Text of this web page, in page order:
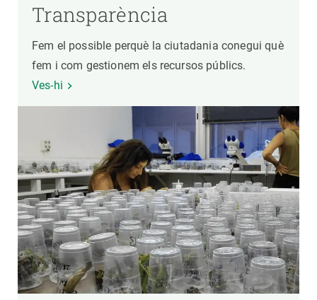
Transparència
Fem el possible perquè la ciutadania conegui què
fem i com gestionem els recursos públics.
Ves-hi